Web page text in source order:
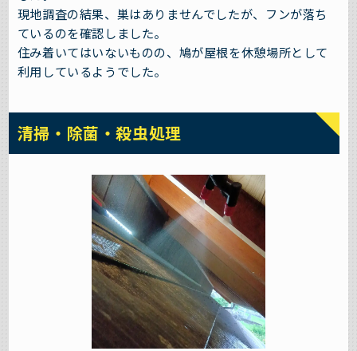
現地調査の結果、巣はありませんでしたが、フンが落ち
ているのを確認しました。
住み着いてはいないものの、鳩が屋根を休憩場所として
利用しているようでした。
清掃・除菌・殺虫処理